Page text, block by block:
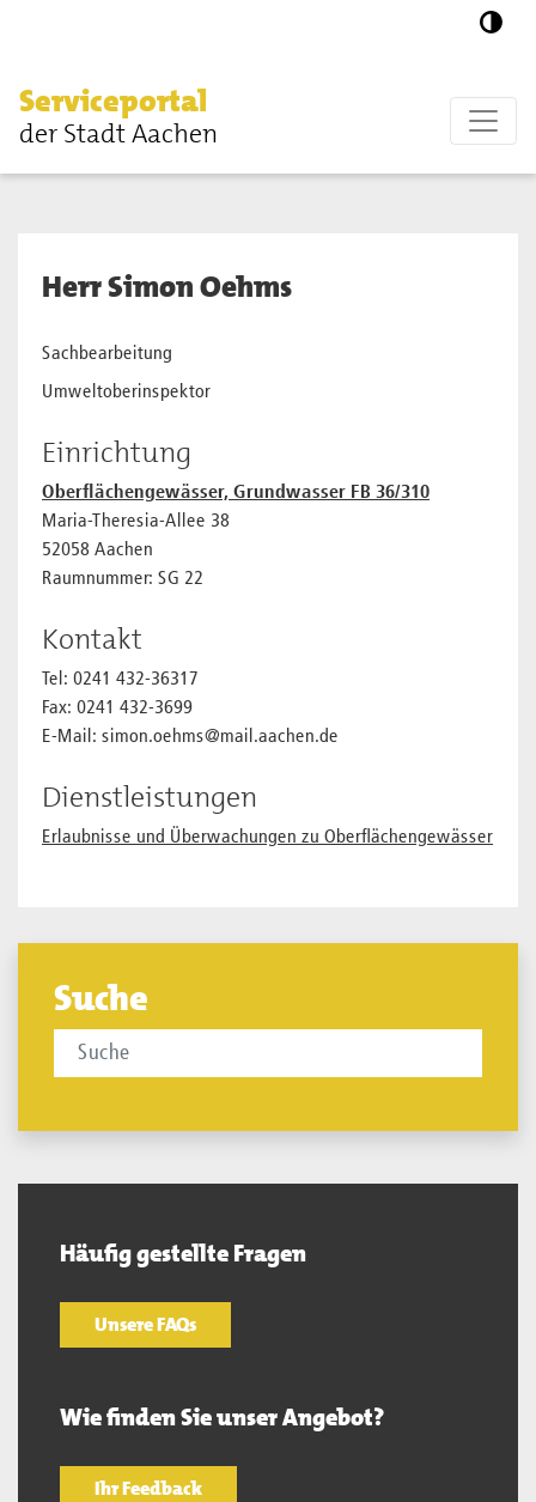
Serviceportal
der Stadt Aachen
Herr Simon Oehms
Sachbearbeitung
Umweltoberinspektor
Einrichtung
Oberflächengewässer, Grundwasser FB 36/310
Maria-Theresia-Allee 38
52058 Aachen
Raumnummer: SG 22
Kontakt
Tel: 0241 432-36317
Fax: 0241 432-3699
E-Mail: simon.oehms@mail.aachen.de
Dienstleistungen
Erlaubnisse und Überwachungen zu Oberflächengewässer
Suche
Häufig gestellte Fragen
Unsere FAQs
Wie finden Sie unser Angebot?
Ihr Feedback